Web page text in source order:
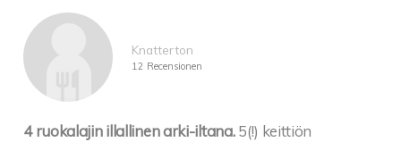
Knatterton
12 Recensionen
4 ruokalajin illallinen arki-iltana. 5(!) keittiön